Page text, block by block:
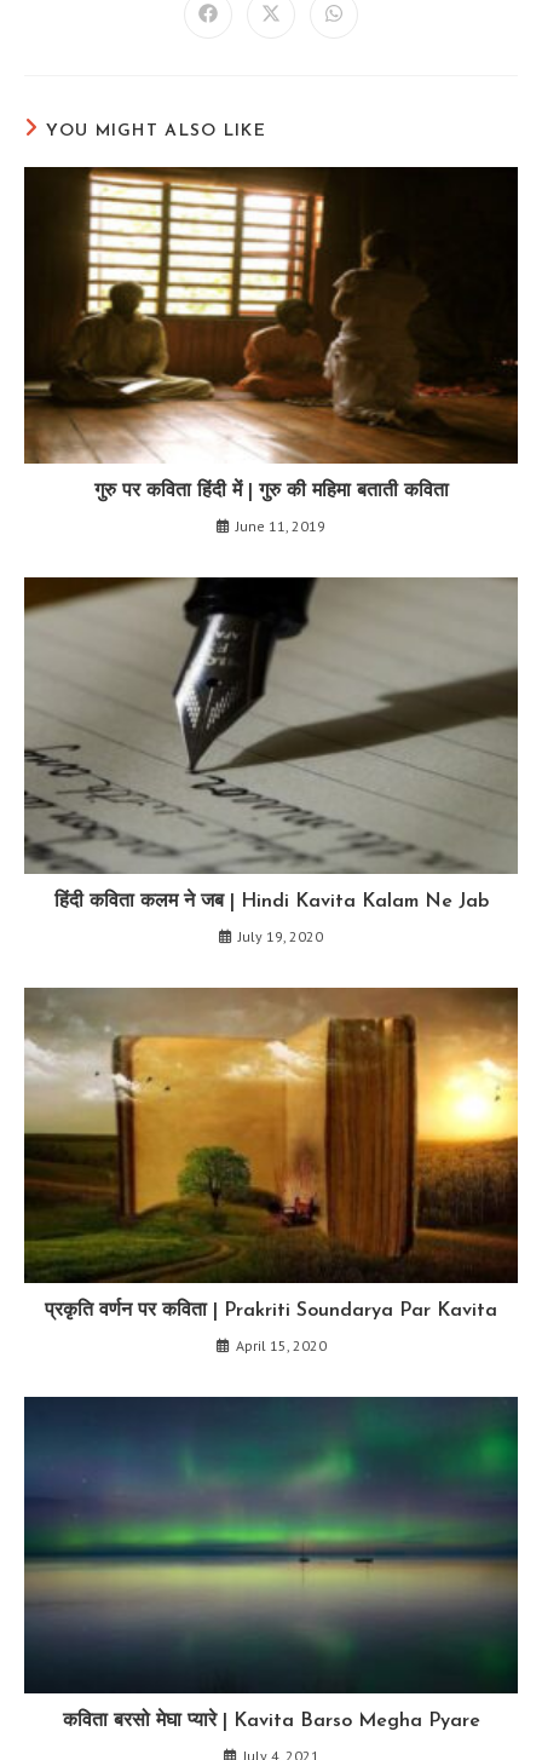
Opens Opens Opens
YOU MIGHT ALSO LIKE
गुरु पर कविता हिंदी में | गुरु की महिमा बताती कविता
June 11, 2019
हिंदी कविता कलम ने जब | Hindi Kavita Kalam Ne Jab
July 19, 2020
प्रकृति वर्णन पर कविता | Prakriti Soundarya Par Kavita
April 15, 2020
कविता बरसो मेघा प्यारे | Kavita Barso Megha Pyare
July 4, 2021